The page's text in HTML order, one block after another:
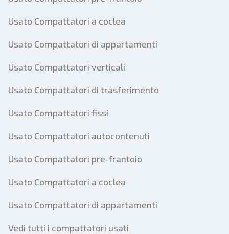
Usato Compattatori a coclea
Usato Compattatori di appartamenti
Usato Compattatori verticali
Usato Compattatori di trasferimento
Usato Compattatori fissi
Usato Compattatori autocontenuti
Usato Compattatori pre-frantoio
Usato Compattatori a coclea
Usato Compattatori di appartamenti
Vedi tutti i compattatori usati